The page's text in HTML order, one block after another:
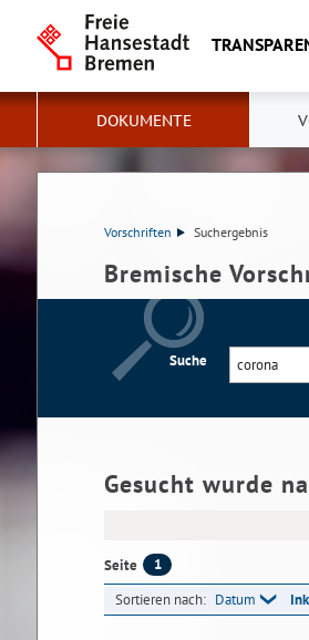
DOKUMENTE
Vorschriften Suchergebnis
Bremische
Suche
Gesucht wurde
Seite 1
Sortieren nach: Datum